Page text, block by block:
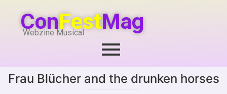
ConFestMag
Webzine Musical
Frau Blücher and the drunken horses